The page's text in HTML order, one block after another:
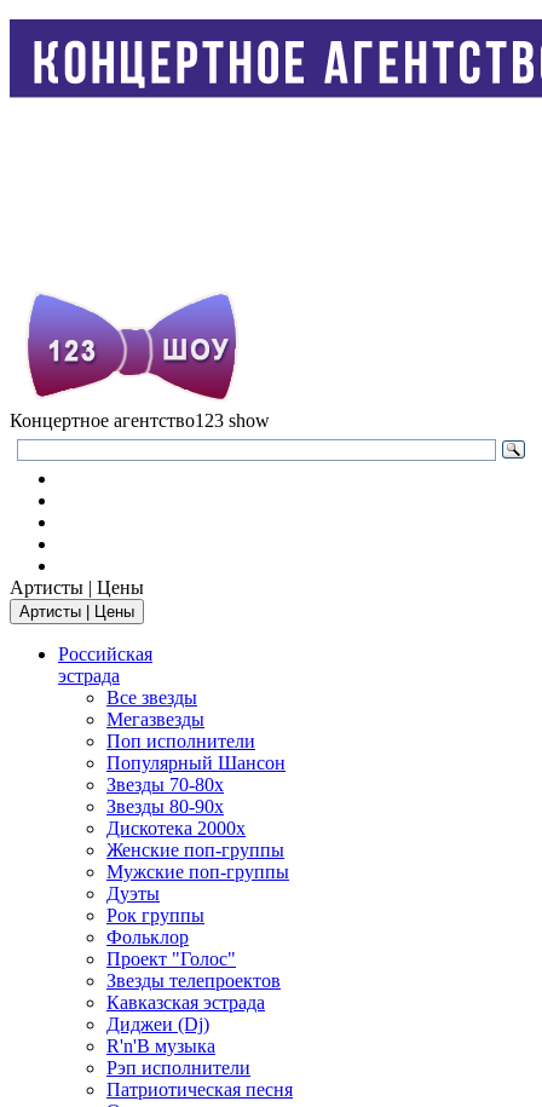
Концертное агентство123 show
Артисты | Цены
Артисты | Цены
Российская
эстрада
Все звезды
Мегазвезды
Поп исполнители
Популярный Шансон
Звезды 70-80х
Звезды 80-90х
Дискотека 2000х
Женские поп-группы
Мужские поп-группы
Дуэты
Рок группы
Фольклор
Проект "Голос"
Звезды телепроектов
Кавказская эстрада
Диджеи (Dj)
R'n'B музыка
Рэп исполнители
Патриотическая песня